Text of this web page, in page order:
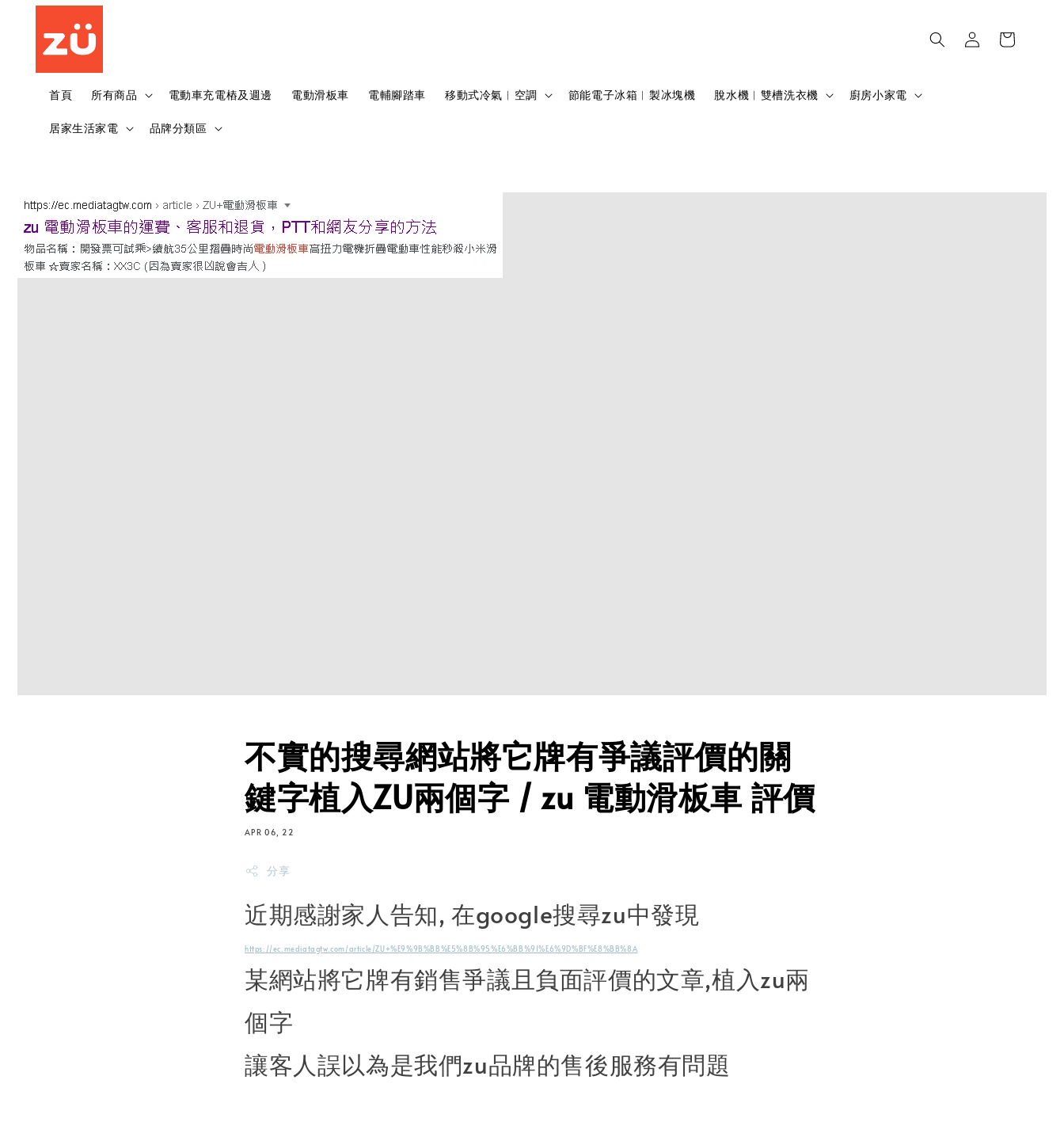
首頁 所有商品 電動車充電樁及週邊 電動滑板車 電輔腳踏車 移動式冷氣︱空調 節能電子冰箱︱製冰塊機 脫水機︱雙槽洗衣機 廚房小家電
居家生活家電 品牌分類區
不實的搜尋網站將它牌有爭議評價的關
鍵字植入ZU兩個字 / zu 電動滑板車 評價
APR 06, 22
分享
近期感謝家人告知, 在google搜尋zu中發現
https://ec.mediatagtw.com/article/ZU+%E9%9B%BB%E5%8B%95%E6%BB%91%E6%9D%BF%E8%BB%8A
某網站將它牌有銷售爭議且負面評價的文章,植入zu兩
個字
讓客人誤以為是我們zu品牌的售後服務有問題